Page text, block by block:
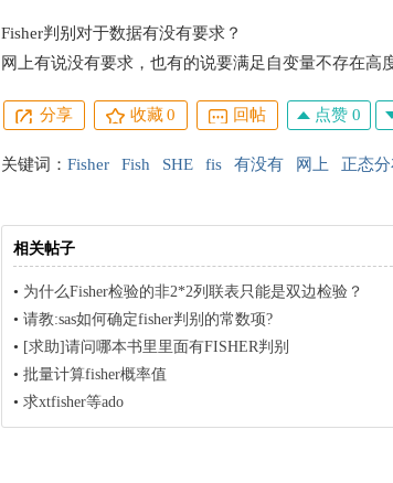
Fisher判别对于数据有没有要求？
网上有说没有要求，也有的说要满足自变量不存在
分享 收藏0 回帖 点赞 0
关键词： Fisher Fish SHE fis 有没有 网上 正态
相关帖子
• 为什么Fisher检验的非2*2列联表只能是双边检验？
• 请教:sas如何确定fisher判别的常数项?
• [求助]请问哪本书里里面有FISHER判别
• 批量计算fisher概率值
• 求xtfisher等ado